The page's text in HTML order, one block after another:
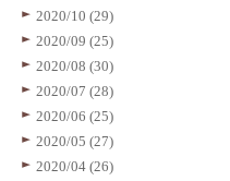
2020/10 (29)
2020/09 (25)
2020/08 (30)
2020/07 (28)
2020/06 (25)
2020/05 (27)
2020/04 (26)